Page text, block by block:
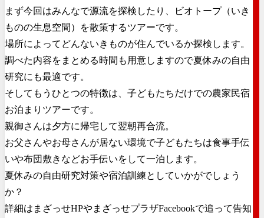
まず今回はみんなで源流を探検したり、ビオトープ（いき
ものの生息空間）を散策するツアーです。
場所によってどんないきものが住んでいるか探検します。
調べた内容をまとめる時間も用意しますので夏休みの自由
研究にも最適です。
そしてもうひとつの特徴は、子どもたちだけでの農家民宿
お泊まりツアーです。
親御さんは夕方に帰宅して翌朝再合流。
お父さんやお母さんが居ない環境で子どもたちは食事手伝
いや布団敷きなどお手伝いをして一泊します。
夏休みの自由研究対策や宿泊訓練としていかがでしょう
か？
詳細はまざっせHPやまざっせプラザFacebookで追って告知